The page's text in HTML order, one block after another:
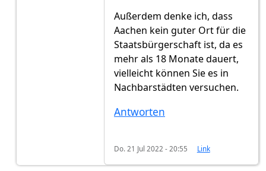
Außerdem denke ich, dass
Aachen kein guter Ort für die
Staatsbürgerschaft ist, da es
mehr als 18 Monate dauert,
vielleicht können Sie es in
Nachbarstädten versuchen.
Antworten
Do. 21 Jul 2022 - 20:55 Link